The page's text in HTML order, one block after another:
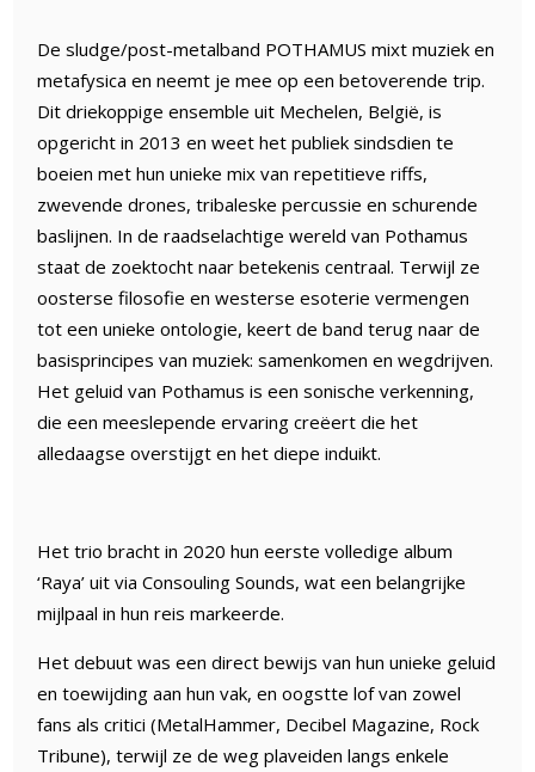
De sludge/post-metalband POTHAMUS mixt muziek en
metafysica en neemt je mee op een betoverende trip.
Dit driekoppige ensemble uit Mechelen, België, is
opgericht in 2013 en weet het publiek sindsdien te
boeien met hun unieke mix van repetitieve riffs,
zwevende drones, tribaleske percussie en schurende
baslijnen. In de raadselachtige wereld van Pothamus
staat de zoektocht naar betekenis centraal. Terwijl ze
oosterse filosofie en westerse esoterie vermengen
tot een unieke ontologie, keert de band terug naar de
basisprincipes van muziek: samenkomen en wegdrijven.
Het geluid van Pothamus is een sonische verkenning,
die een meeslepende ervaring creëert die het
alledaagse overstijgt en het diepe induikt.
Het trio bracht in 2020 hun eerste volledige album
‘Raya’ uit via Consouling Sounds, wat een belangrijke
mijlpaal in hun reis markeerde.
Het debuut was een direct bewijs van hun unieke geluid
en toewijding aan hun vak, en oogstte lof van zowel
fans als critici (MetalHammer, Decibel Magazine, Rock
Tribune), terwijl ze de weg plaveiden langs enkele